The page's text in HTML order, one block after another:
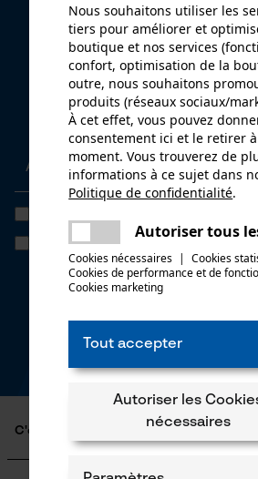
Abonnez-vous maintenant à
Si vous acceptez le tracking personnalisé,
parvenir des offres promotionnelles
newsletter. Vos coordonnées ne seront pas
Vous pourrez retirer votre consentement à
* Champs obligatoires
*** Valable à partir d'un montant de 100,- €
C'est KOX
Qui sommes-nous?
Nous souhaitons utiliser les
tiers pour améliorer et
boutique et nos services
confort, optimisation de la
outre, nous souhaitons
produits (réseaux sociaux/
À cet effet, vous pouvez
consentement ici et le retirer
moment. Vous trouverez de
informations à ce sujet dans
Politique de confidentialité.
Autoriser tous
Cookies nécessaires | Cookies
Cookies de performance et de
Cookies marketing
Tout accepter
Autoriser les
nécessaires
Une erreur s'est
essayer encore.
partager
partager
mail